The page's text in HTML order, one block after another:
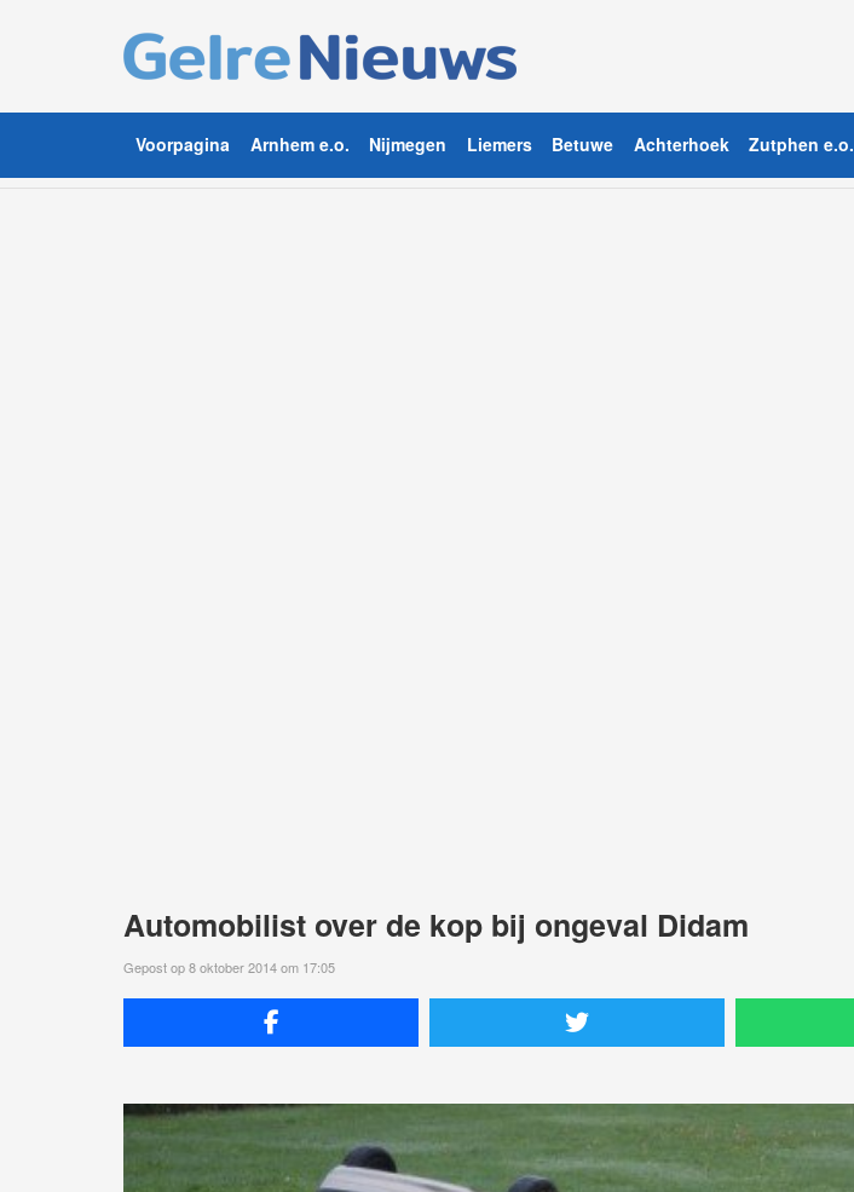
Voorpagina Arnhem e.o. Nijmegen Liemers Betuwe Achterhoek Zutphen e.o.
Automobilist over de kop bij ongeval Didam
Gepost op 8 oktober 2014 om 17:05